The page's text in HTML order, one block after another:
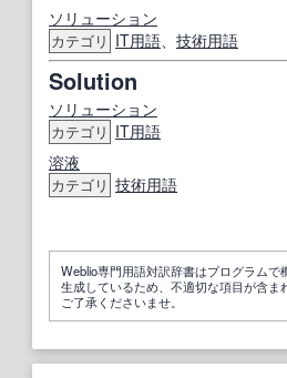
ソリューション
カテゴリ IT用語、 技術用語
Solution
ソリューション
カテゴリ IT用語
溶液
カテゴリ 技術用語
Weblio専門用語対訳辞書はプログラムで
生成しているため、不適切な項目が含ま
ご了承くださいませ。